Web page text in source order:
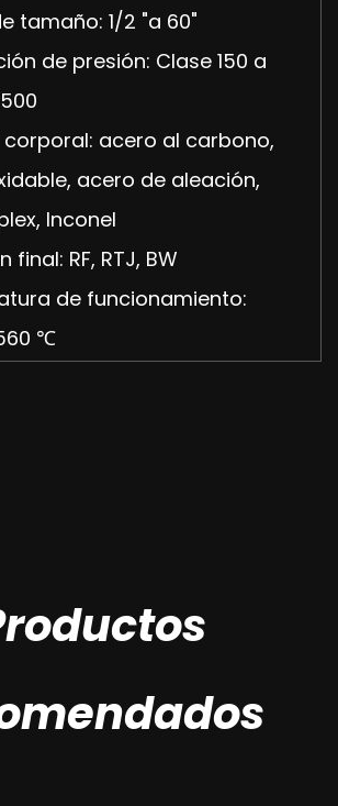
tamaño: 1/2 "a 60"
de presión: Clase 150 a
acero al carbono,
acero de aleación,
Inconel
final: RF, RTJ, BW
de funcionamiento:
℃